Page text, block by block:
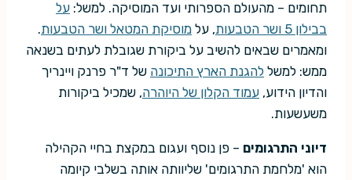
תחומים – מהעולם הספרותי ועד המוסיקה. למשל: על
בבילון 5 ושר הטבעות
, על מוסיקת המטאל ושר הטבעות.
ומאמרים שבאים להשיב על ביקורת שגובלת לעתים בשנאה
ממש: למשל להגנת הארץ התיכונה של ד"ר פרנק ויינריך
והדיון הידוע, עמוד הקלון של היוהרה, שמכיל ביקורות
משעשעות.
דיוני התרגומים – פן נוסף ועגום במקצת בחיי הקהילה
הוא 'מלחמת התרגומים' שליוותה אותה בשלבי קיומה